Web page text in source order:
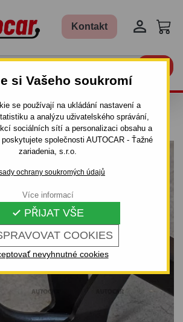
si Vašeho soukromí
se používají na ukládání nastavení a
a analýzu uživatelského správání,
sociálních sítí a personalizaci obsahu a
společnosti AUTOCAR - Ťažné
zariadenia, s.r.o.
ochrany soukromých údajů
COOKIES
 PŘIJAT VŠE
nevyhnutné cookies
Více informací
Kontakt 
PRO PEUGEOT BIPPER - 5
SYSTÉM - OD 2008 DO